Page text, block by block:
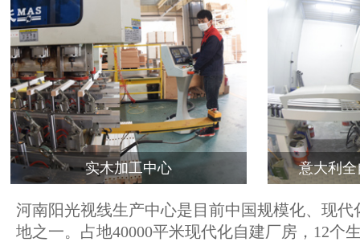
实木加工中心 意大利
河南阳光视线生产中心是目前中国规模化、现代
地之一。占地40000平米现代化自建厂房，12个